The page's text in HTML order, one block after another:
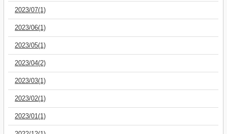
2023/07(1)
2023/06(1)
2023/05(1)
2023/04(2)
2023/03(1)
2023/02(1)
2023/01(1)